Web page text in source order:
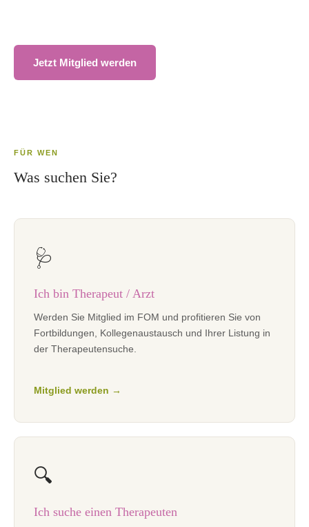
Jetzt Mitglied werden
FÜR WEN
Was suchen Sie?
🩺
Ich bin Therapeut / Arzt
Werden Sie Mitglied im FOM und profitieren Sie von
Fortbildungen, Kollegenaustausch und Ihrer Listung in
der Therapeutensuche.
Mitglied werden
🔍
Ich suche einen Therapeuten